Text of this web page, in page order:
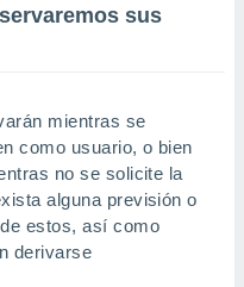
sus
mientras se
como usuario, o bien
no se solicite la
alguna previsión o
estos, así como
derivarse